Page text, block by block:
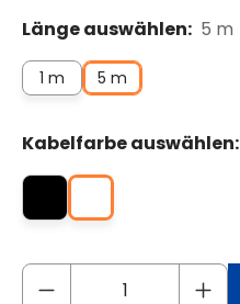
Länge auswählen: 5 m
1 m 5 m
Kabelfarbe auswählen: